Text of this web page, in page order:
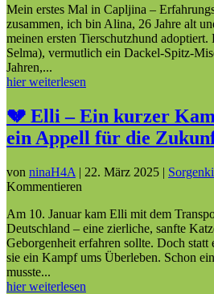
Mein erstes Mal in Capljina –
zusammen, ich bin Alina, 26 Jahre alt
meinen ersten Tierschutzhund
Selma), vermutlich ein Dackel-Spitz-
Jahren,...
hier weiterlesen
💔 Elli – Ein kurzer
ein Appell für die
von ninaH4A | 22. März 2025 |
Kommentieren
Am 10. Januar kam Elli mit dem
Deutschland – eine zierliche, sanfte
Geborgenheit erfahren sollte. Doch statt
sie ein Kampf ums Überleben. Schon
musste...
hier weiterlesen